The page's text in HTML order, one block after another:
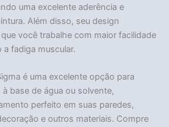
uma excelente aderência e
Além disso, seu design
você trabalhe com maior facilidade
a fadiga muscular.
é uma excelente opção para
base de água ou solvente,
perfeito em suas paredes,
e outros materiais. Compre